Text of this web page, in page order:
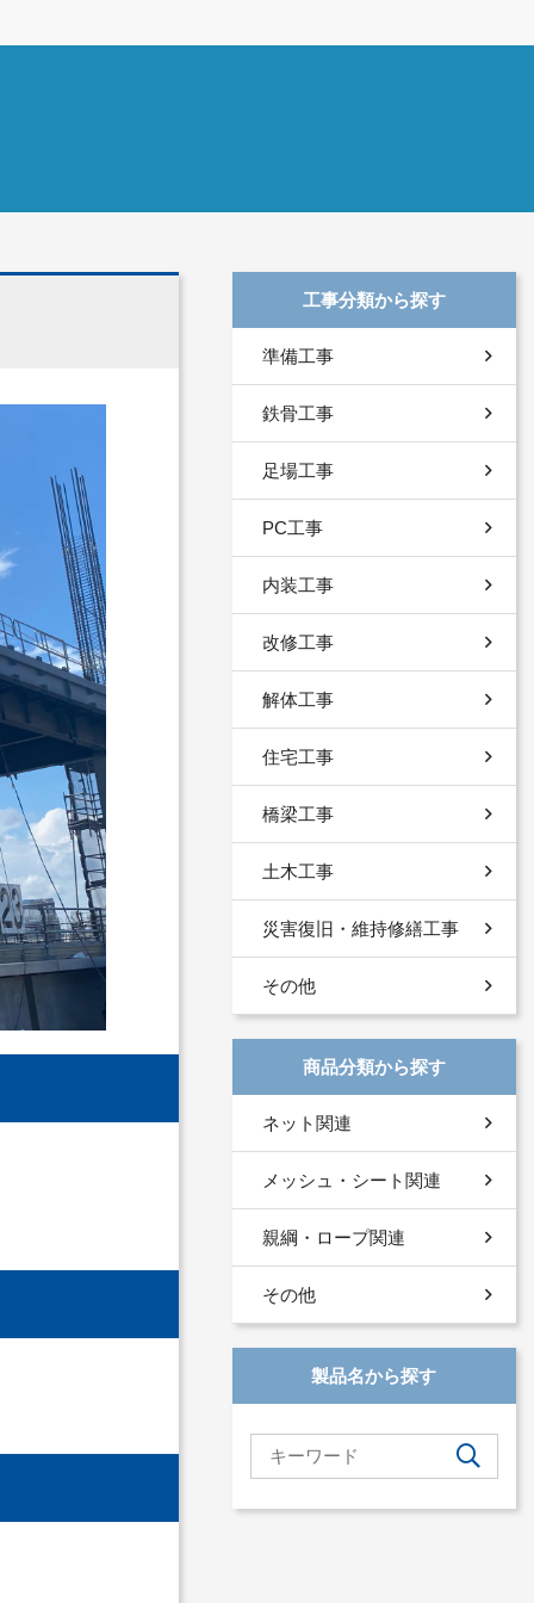
工事分類から探す
準備工事
鉄骨工事
足場工事
PC工事
内装工事
改修工事
解体工事
住宅工事
橋梁工事
土木工事
災害復旧・維持修繕工事
その他
商品分類から探す
ネット関連
メッシュ・シート関連
親綱・ロープ関連
その他
製品名から探す